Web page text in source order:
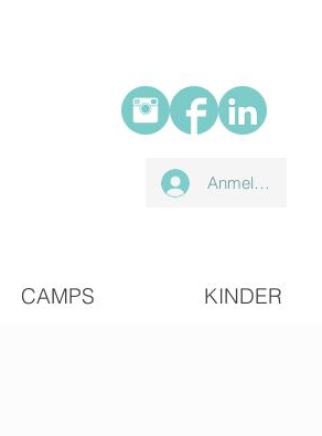
Anmelden
CAMPS KINDER